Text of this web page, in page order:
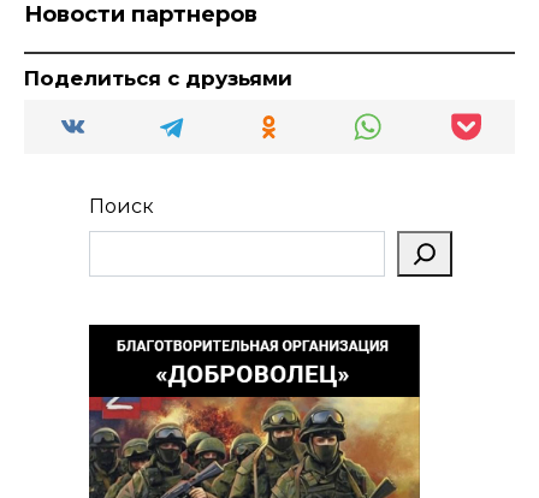
Новости партнеров
Поделиться с друзьями
Поиск